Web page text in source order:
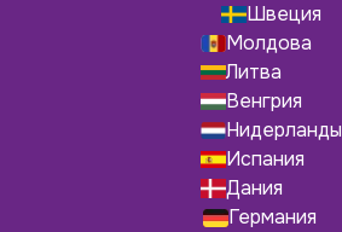
Швеция
Молдова
Литва
Венгрия
Нидерланды
Испания
Дания
Германия